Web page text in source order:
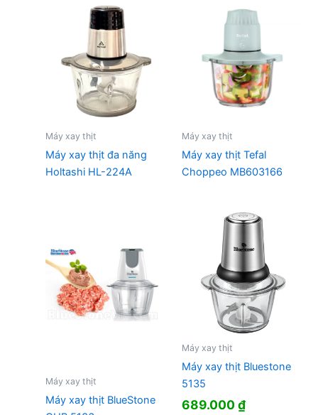
1.060.000 ₫.
là:
730.000 ₫.
Máy xay thịt
Máy xay thịt đa năng
Holtashi HL-224A
Máy xay thịt
Máy xay thịt Tefal
Choppeo MB603166
Máy xay thịt
Máy xay thịt BlueStone
Máy xay thịt
Máy xay thịt Bluestone
5135
689.000₫